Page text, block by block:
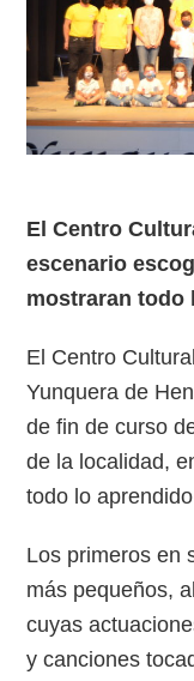
El Centro
escenario
mostraran todo
El Centro
Yunquera de
de fin de curso
de la localidad,
todo lo
Los primeros en
más pequeños,
cuyas
y canciones